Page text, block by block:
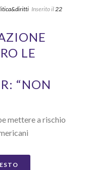
Inserito il22
LE
“NON
mettere a rischio